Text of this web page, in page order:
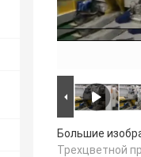
Большие
Трехцветной